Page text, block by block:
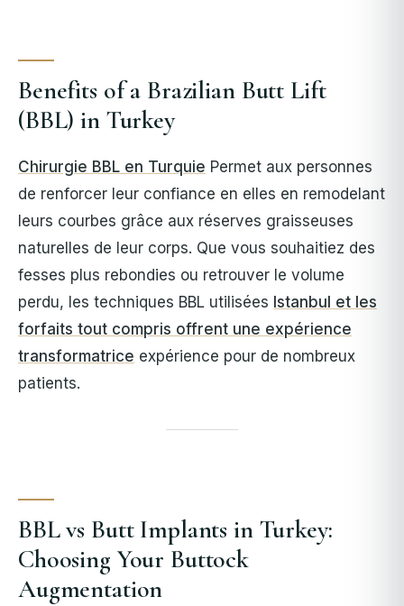
Benefits of a Brazilian Butt Lift
(BBL) in Turkey
Chirurgie BBL en Turquie Permet aux personnes
de renforcer leur confiance en elles en remodelant
leurs courbes grâce aux réserves graisseuses
naturelles de leur corps. Que vous souhaitiez des
fesses plus rebondies ou retrouver le volume
perdu, les techniques BBL utilisées Istanbul et les
forfaits tout compris offrent une expérience
transformatrice expérience pour de nombreux
patients.
BBL vs Butt Implants in Turkey:
Choosing Your Buttock
Augmentation